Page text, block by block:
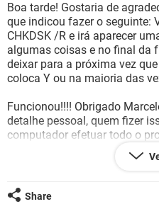
GUIA DE COMPRAS
INSTAGRAM
GUIA DE COMPRAS
CELULAR
OUTLOOK
INSTAGRAM
GUIA DE COMPRAS
Boa tarde! Gostaria de
que indicou fazer o seguinte:
CHKDSK /R e irá aparecer
algumas coisas e no final da
deixar para a próxima vez
coloca Y ou na maioria das
Funcionou!!!! Obrigado
detalhe pessoal, quem fizer
computador efetuar todo o
mas podem ficar tranquilos
ele reinicia o sistema
Share